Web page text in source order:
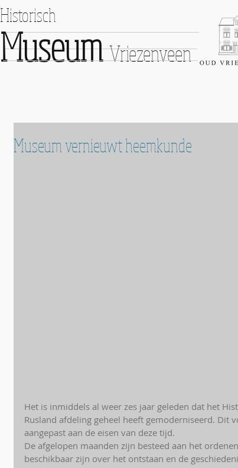
Museum Vriezenveen
Historisch
Museum vernieuwt heemkunde
Het is inmiddels al weer zes jaar geleden dat het
Rusland afdeling geheel heeft gemoderniseerd. Dit
aangepast aan de eisen van deze tijd.
De afgelopen maanden zijn besteed aan het
beschikbaar zijn over het ontstaan en de